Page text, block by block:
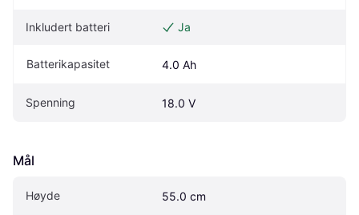
Inkludert batteri Ja
Batterikapasitet 4.0 Ah
Spenning 18.0 V
Mål
Høyde 55.0 cm